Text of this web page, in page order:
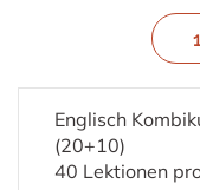
Englisch
(20+10)
40 Lektionen